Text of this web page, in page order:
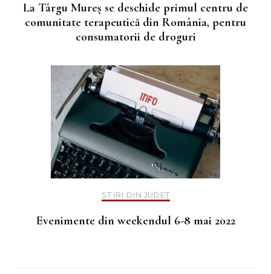
La Târgu Mureș se deschide primul centru de
comunitate terapeutică din România, pentru
consumatorii de droguri
ȘTIRI DIN JUDEȚ
Evenimente din weekendul 6-8 mai 2022